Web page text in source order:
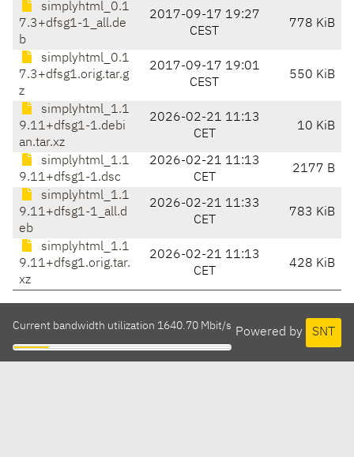
simplyhtml_0.1
7.3+dfsg1-1_all.de
b
2017-09-17 19:27
CEST
778 KiB
simplyhtml_0.1
7.3+dfsg1.orig.tar.g
z
2017-09-17 19:01
CEST
550 KiB
simplyhtml_1.1
9.11+dfsg1-1.debi
an.tar.xz
2026-02-21 11:13
CET
10 KiB
simplyhtml_1.1
9.11+dfsg1-1.dsc
2026-02-21 11:13
CET
2177 B
simplyhtml_1.1
9.11+dfsg1-1_all.d
eb
2026-02-21 11:33
CET
783 KiB
simplyhtml_1.1
9.11+dfsg1.orig.tar.
xz
2026-02-21 11:13
CET
428 KiB
Powered by SNT
Current bandwidth utilization 1640.70 Mbit/s